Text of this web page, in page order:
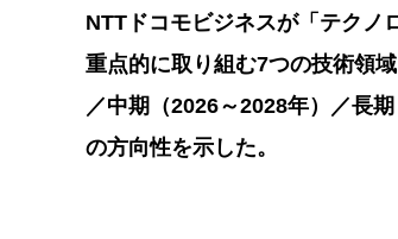
NTTドコモビジネスが「テクノ
重点的に取り組む7つの技術領
／中期（2026～2028年）／長
の方向性を示した。